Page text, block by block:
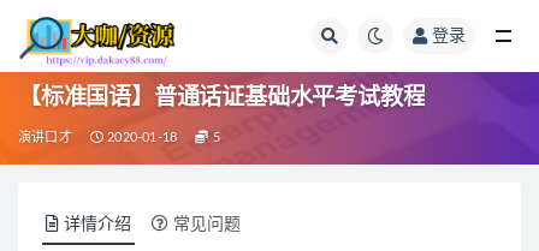
登录
【标准国语】普通话证基础水平考试教程
演讲口才 2020-01-18 5
详情介绍 常见问题
全部